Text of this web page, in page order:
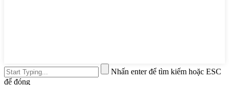
Nhấn enter để tìm kiếm hoặc ESC
để đóng